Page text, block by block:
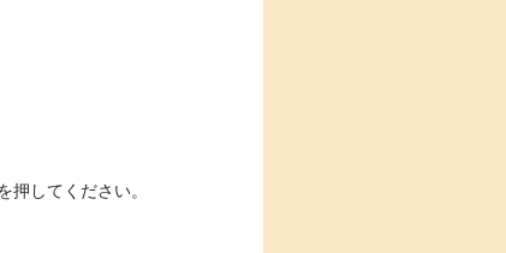
押してください。